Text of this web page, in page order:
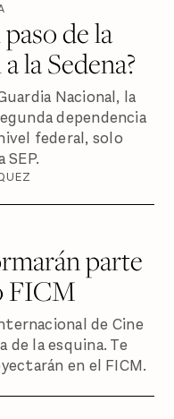
de la
la Sedena?
Nacional, la
dependencia
federal, solo
SEP.
parte
FICM
de Cine
de la esquina. Te
en el FICM.